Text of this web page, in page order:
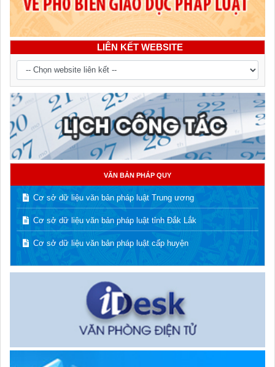
LIÊN KẾT WEBSITE
VĂN BẢN PHÁP QUY
Cơ sở dữ liệu văn bản pháp luật Trung ương
Cơ sở dữ liệu văn bản pháp luật tỉnh Đắk Lắk
Cơ sở dữ liệu văn bản pháp luật cấp huyện